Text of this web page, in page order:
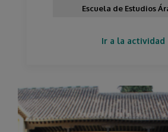
Escuela de Estudios
Ir a la actividad